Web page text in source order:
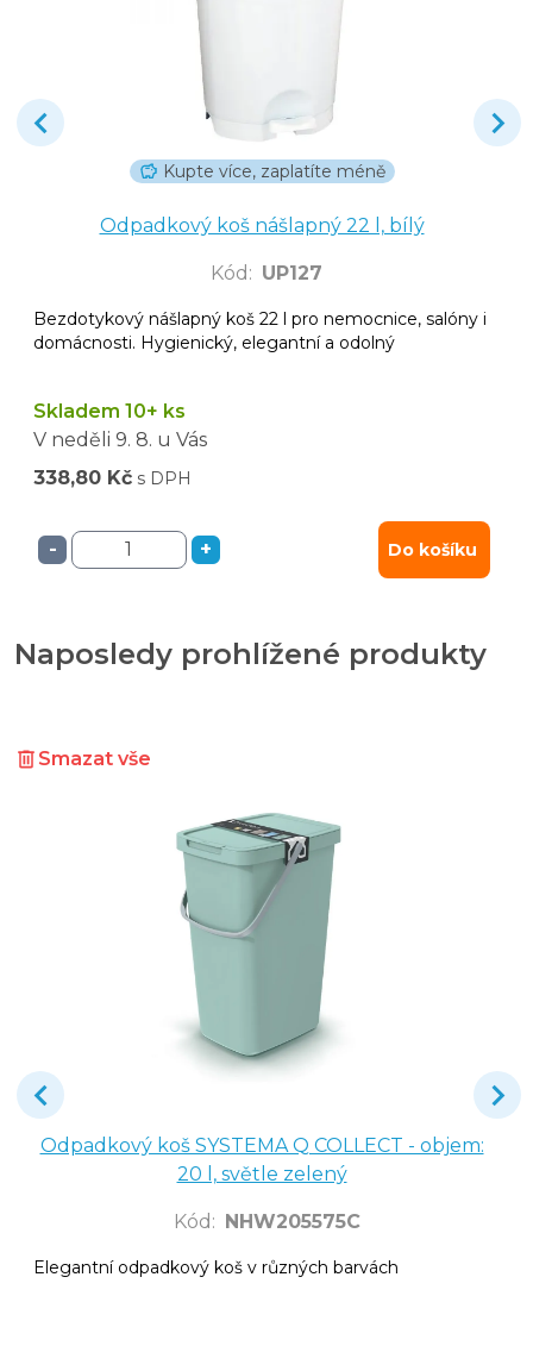
Kupte více, zaplatíte méně
Odpadkový koš nášlapný 22 l, bílý
Kód : UP127
Bezdotykový nášlapný koš 22 l pro nemocnice, salóny i
domácnosti. Hygienický, elegantní a odolný
Skladem 10+ ks
V neděli 9. 8. u Vás
338,80 Kč s DPH
- + Do košíku
Naposledy prohlížené produkty
Smazat vše
Odpadkový koš SYSTEMA Q COLLECT - objem:
20 l, světle zelený
Kód : NHW205575C
Elegantní odpadkový koš v různých barvách